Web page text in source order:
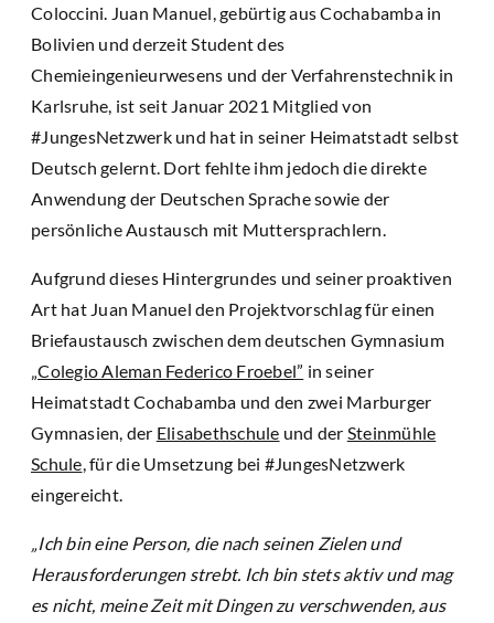
Coloccini. Juan Manuel, gebürtig aus Cochabamba in
Bolivien und derzeit Student des
Chemieingenieurwesens und der Verfahrenstechnik in
Karlsruhe, ist seit Januar 2021 Mitglied von
#JungesNetzwerk und hat in seiner Heimatstadt selbst
Deutsch gelernt. Dort fehlte ihm jedoch die direkte
Anwendung der Deutschen Sprache sowie der
persönliche Austausch mit Muttersprachlern.
Aufgrund dieses Hintergrundes und seiner proaktiven
Art hat Juan Manuel den Projektvorschlag für einen
Briefaustausch zwischen dem deutschen Gymnasium
„Colegio Aleman Federico Froebel” in seiner
Heimatstadt Cochabamba und den zwei Marburger
Gymnasien, der Elisabethschule und der Steinmühle
Schule , für die Umsetzung bei #JungesNetzwerk
eingereicht.
„Ich bin eine Person, die nach seinen Zielen und
Herausforderungen strebt. Ich bin stets aktiv und mag
es nicht, meine Zeit mit Dingen zu verschwenden, aus